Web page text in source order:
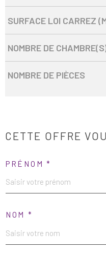
SURFACE LOI CARREZ
NOMBRE DE
NOMBRE DE PIÈCES
CETTE OFFRE
PRÉNOM *
NOM *